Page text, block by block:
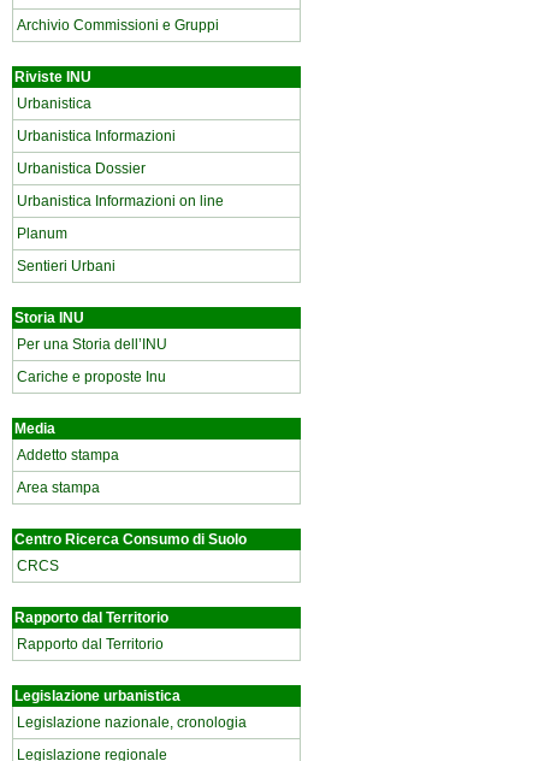
Archivio Commissioni e Gruppi
Riviste INU
Urbanistica
Urbanistica Informazioni
Urbanistica Dossier
Urbanistica Informazioni on line
Planum
Sentieri Urbani
Storia INU
Per una Storia dell’INU
Cariche e proposte Inu
Media
Addetto stampa
Area stampa
Centro Ricerca Consumo di Suolo
CRCS
Rapporto dal Territorio
Rapporto dal Territorio
Legislazione urbanistica
Legislazione nazionale, cronologia
Legislazione regionale